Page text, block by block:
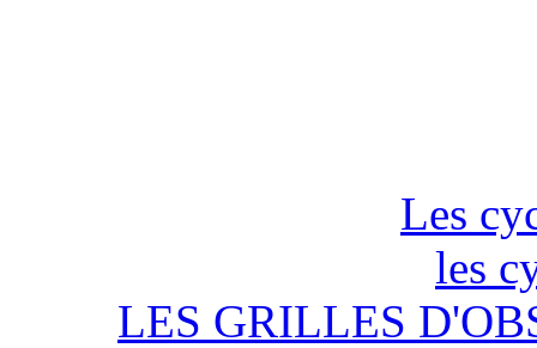
Les
les
LES GRILLES